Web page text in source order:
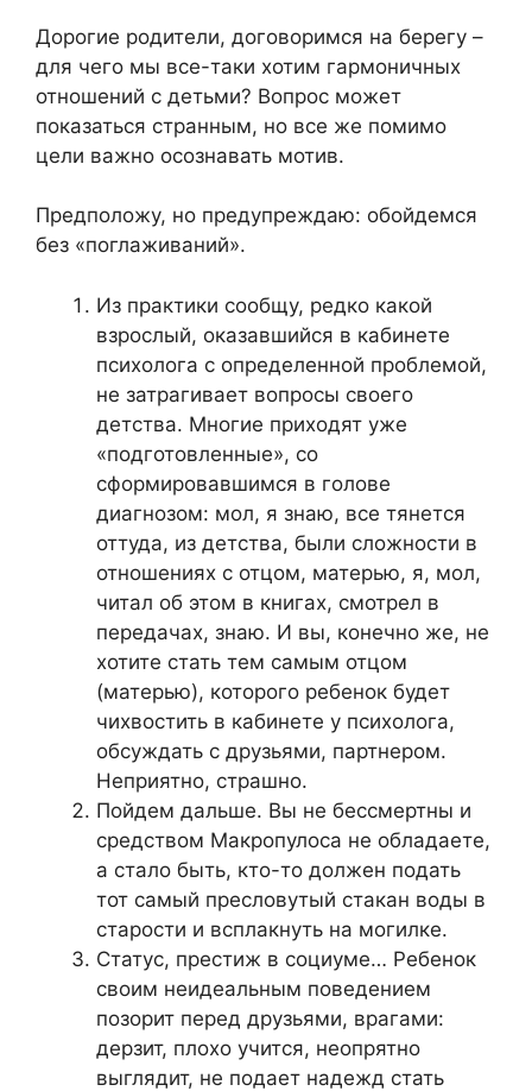
Дорогие родители, договоримся на берегу –
для чего мы все-таки хотим гармоничных
отношений с детьми? Вопрос может
показаться странным, но все же помимо
цели важно осознавать мотив.
Предположу, но предупреждаю: обойдемся
без «поглаживаний».
Из практики сообщу, редко какой
взрослый, оказавшийся в кабинете
психолога с определенной проблемой,
не затрагивает вопросы своего
детства. Многие приходят уже
«подготовленные», со
сформировавшимся в голове
диагнозом: мол, я знаю, все тянется
оттуда, из детства, были сложности в
отношениях с отцом, матерью, я, мол,
читал об этом в книгах, смотрел в
передачах, знаю. И вы, конечно же, не
хотите стать тем самым отцом
(матерью), которого ребенок будет
чихвостить в кабинете у психолога,
обсуждать с друзьями, партнером.
Неприятно, страшно.
Пойдем дальше. Вы не бессмертны и
средством Макропулоса не обладаете,
а стало быть, кто-то должен подать
тот самый пресловутый стакан воды в
старости и всплакнуть на могилке.
Статус, престиж в социуме… Ребенок
своим неидеальным поведением
позорит перед друзьями, врагами:
дерзит, плохо учится, неопрятно
выглядит, не подает надежд стать